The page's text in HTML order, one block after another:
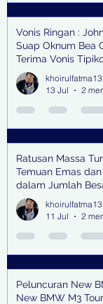
Vonis Ringan :
Suap Oknum Bea
Terima Vonis
khoirulfatma13
13 Jul
2
Ratusan Massa
Temuan Emas
dalam Jumlah
Lingkungan
Agung RI di Jakarta
khoirulfatma13
11 Jul
2
Peluncuran New
New BMW M3